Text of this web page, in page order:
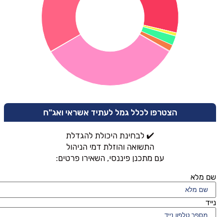
הצטרפו לכלל גמל לעתיד אשראי ואג"ח
✔️ לבחינת היכולת להגדלת
התשואה והוזלת דמי הניהול
עם מתכנן פיננסי, השאירו פרטים:
שם מלא
נייד